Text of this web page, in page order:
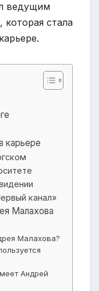
ведущим
которая стала
карьере
канал»
Малахова
Малахова?
Андрей